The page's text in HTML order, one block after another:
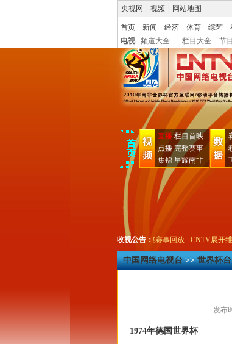
央视网 视频 网站地图
首页 新闻 经济 体育 综艺
电视
频道大全 栏目大全 节
直播 栏目首映
点播 完整赛事
集锦 星耀南非
收视公告：
独家奉送!消除"呜呜祖拉"完整赛事回放 CNTV展开维权
中国网络电视台>>世界杯台
发布
1974年德国世界杯